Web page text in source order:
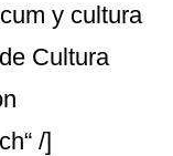
y cultura
Cultura
/]